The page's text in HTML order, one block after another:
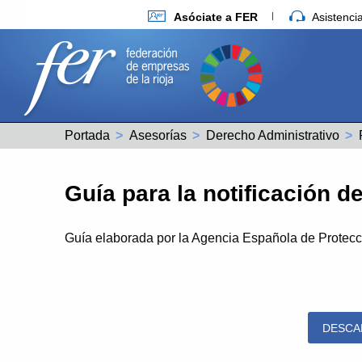
Asóciate a FER
Portada Asesorías Derecho Administrativo
Guía para la notificación
Guía elaborada por la Agencia Española de